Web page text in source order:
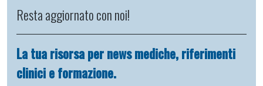
Resta aggiornato con noi!
La tua risorsa per news mediche, riferimenti
clinici e formazione.